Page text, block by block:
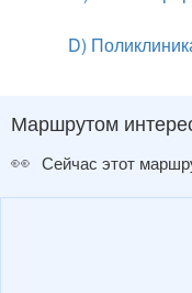
D)
Маршрутом
👀 Сейчас этот